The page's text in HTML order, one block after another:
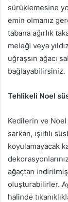
sürüklemesine
emin olmanız
tabana ağırlık
meleği veya
uğraşsın ağacı
bağlayabilirsiniz.
Tehlikeli Noel
Kedilerin ve Noel
sarkan, ışıltılı
koyulamayacak
ağaçtan
oluşturabilirler.
halinde